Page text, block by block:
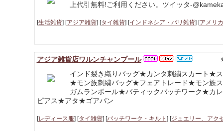
上代引無料!ご利用ください。ツイッタ-
[生活雑貨] [アジア雑貨] [タイ雑貨] [インドネシア・バリ雑貨] [アメリ
アジア雑貨店ワルンチャンプール
インド裂き織りバッグ★カンタ刺繍スカート★
★モン族刺繍バッグ★フェアトレード★モン族
ガムランボール★バティックパッチワーク★カ
ピアス★アタ★ゴアパン
[レディース服] [タイ雑貨] [パッチワーク・キルト ] [ジュエリー、アク